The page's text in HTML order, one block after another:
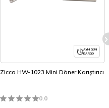
AYNI GÜN
KARGO
Zicco HW-1023 Mini Döner Karıştırıcı
0.0